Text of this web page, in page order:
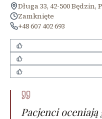
Długa 33, 42-500 Będzin,
Zamknięte
+48 607 402 693
Pacjenci